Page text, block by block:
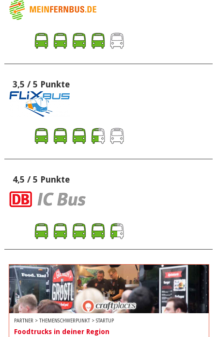
3,5 / 5 Punkte
4,5 / 5 Punkte
PARTNER > THEMENSCHWERPUNKT > STARTUP
Foodtrucks in deiner Region